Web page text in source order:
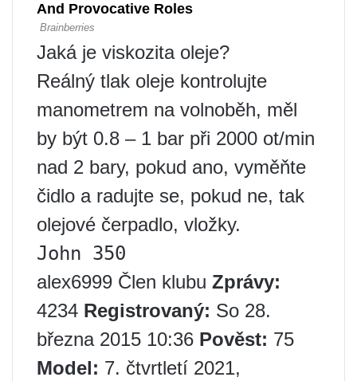
Jaká je viskozita oleje?
Reálný tlak oleje kontrolujte
manometrem na volnoběh, měl
by být 0.8 – 1 bar při 2000 ot/min
nad 2 bary, pokud ano, vyměňte
čidlo a radujte se, pokud ne, tak
olejové čerpadlo, vložky.
John 350
alex6999 Člen klubu Zprávy:
4234 Registrovaný: So 28.
března 2015 10:36 Pověst: 75
Model: 7. čtvrtletí 2021,